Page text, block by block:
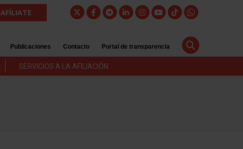
AFÍLIATE
Publicaciones Contacto Portal de transparencia
SERVICIOS A LA AFILIACIÓN